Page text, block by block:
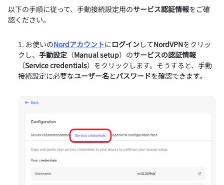
以下の手順に従って、手動接続設定用のサービス認証情報をご確
認ください。
お使いのNordアカウントにログインしてNordVPNをクリッ
クし、 手動設定 （Manual setup）のサービスの認証情報
（Service credentials）をクリックします。そうすると、手動
接続設定に必要なユーザー名とパスワードを確認できます。